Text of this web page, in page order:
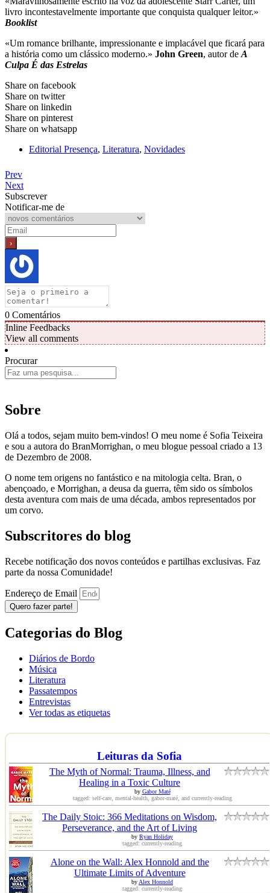
livro incontestavelmente importante que conquista qualquer leitor.»
Booklist
«Um romance brilhante, impressionante e implacável que ficará para
a história como um clássico moderno.» John Green, autor de A
Culpa É das Estrelas
Share on facebook
Share on twitter
Share on linkedin
Share on pinterest
Share on whatsapp
Editorial Presença, Literatura, Novidades
Prev
Next
Subscrever
Notificar-me de
0 Comentários
Inline Feedbacks
View all comments
Procurar
Sobre
Olá a todos, sejam muito bem-vindos! O meu nome é Sofia Teixeira
e sou a autora do BranMorrighan, o meu blogue pessoal criado a 13
de Dezembro de 2008.
O nome tem origens no fantástico e na mitologia celta. Bran, o
abençoado, e Morrighan, a deusa da guerra, têm sido os símbolos
desta aventura com mais de uma década, ambos representados por
um corvo.
Subscritores do blog
Recebe notificação dos novos conteúdos e partilhas exclusivas. Faz
parte da nossa Comunidade!
Endereço de Email
Quero fazer parte!
Categorias do Blog
Diários de Bordo
Música
Literatura
Passatempos
Entrevistas
Ver todas as etiquetas
Leituras da Sofia
The Myth of Normal: Trauma, Illness, and
Healing in a Toxic Culture
by Gabor Maté
tagged: self-care, mental-health, gabor-maté, and currently-reading
The Daily Stoic: 366 Meditations on Wisdom,
Perseverance, and the Art of Living
by Ryan Holiday
tagged: currently-reading
Alone on the Wall: Alex Honnold and the
Ultimate Limits of Adventure
byAlex Honnold
tagged: currently-reading